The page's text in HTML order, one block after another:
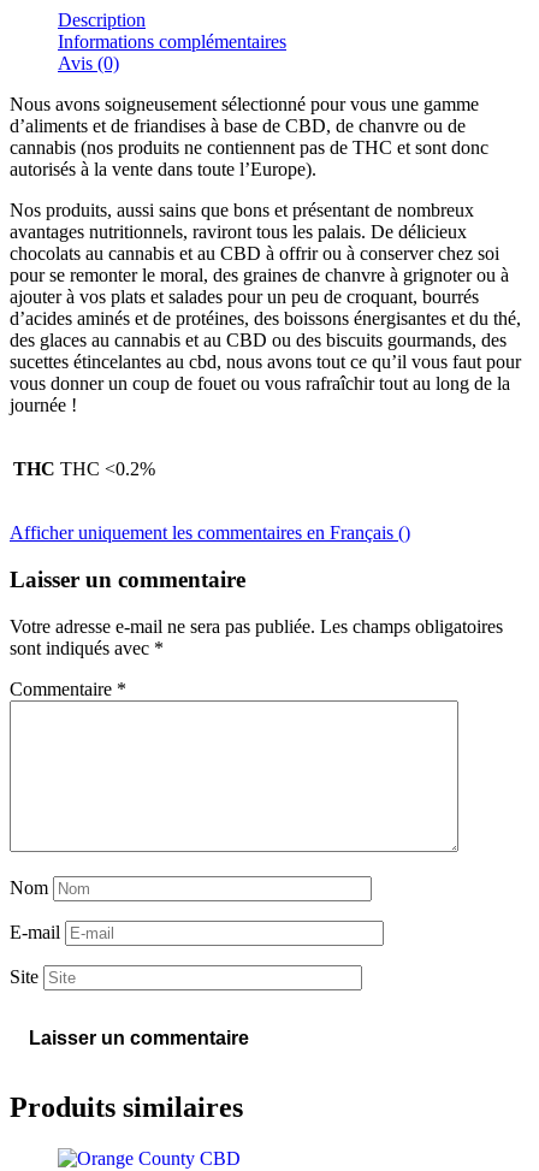
Description
Informations complémentaires
Avis (0)
Nous avons soigneusement sélectionné pour vous une gamme
d’aliments et de friandises à base de CBD, de chanvre ou de
cannabis (nos produits ne contiennent pas de THC et sont donc
autorisés à la vente dans toute l’Europe).
Nos produits, aussi sains que bons et présentant de nombreux
avantages nutritionnels, raviront tous les palais. De délicieux
chocolats au cannabis et au CBD à offrir ou à conserver chez soi
pour se remonter le moral, des graines de chanvre à grignoter ou à
ajouter à vos plats et salades pour un peu de croquant, bourrés
d’acides aminés et de protéines, des boissons énergisantes et du thé,
des glaces au cannabis et au CBD ou des biscuits gourmands, des
sucettes étincelantes au cbd, nous avons tout ce qu’il vous faut pour
vous donner un coup de fouet ou vous rafraîchir tout au long de la
journée !
THC THC <0.2%
Afficher uniquement les commentaires en Français ()
Laisser un commentaire
Votre adresse e-mail ne sera pas publiée. Les champs obligatoires
sont indiqués avec *
Commentaire *
Nom
E-mail
Site
Produits similaires